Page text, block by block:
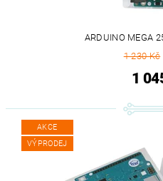
ARDUINO MEGA
1 230 Kč
1
AKCE
VÝPRODEJ